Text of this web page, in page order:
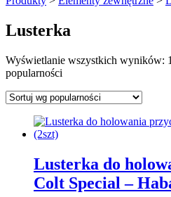
Lusterka
Wyświetlanie wszystkich wyników:
popularności
Lusterka do
Colt Special –